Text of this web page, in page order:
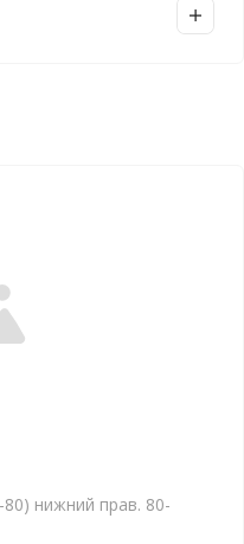
нижний прав. 80-